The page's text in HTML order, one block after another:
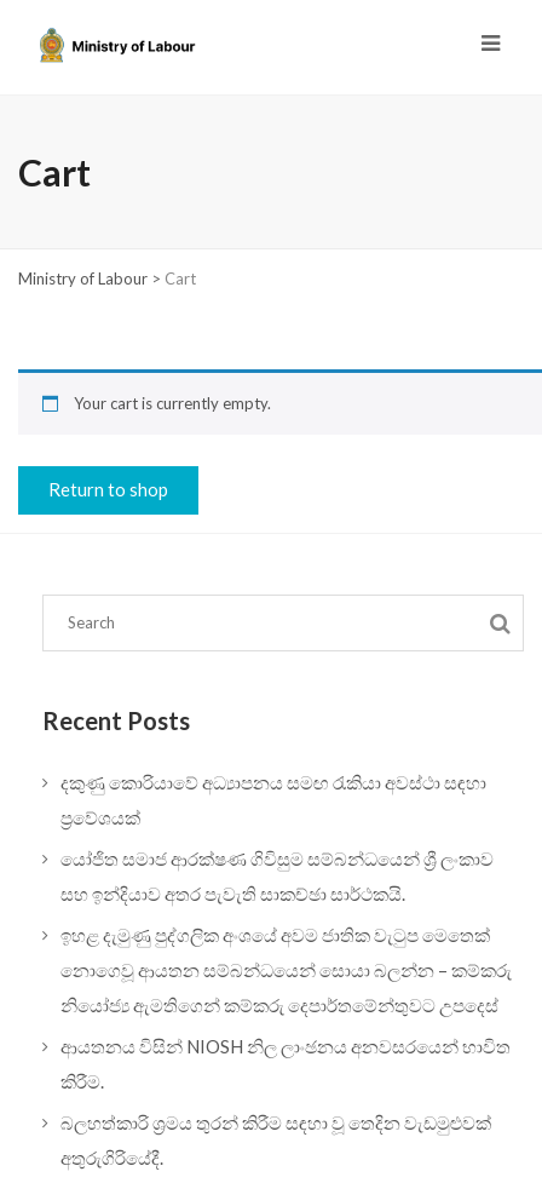
Cart
Ministry of Labour > Cart
Your cart is currently empty.
Return to shop
Recent Posts
දකුණු කොරියාවේ අධ්‍යාපනය සමඟ රැකියා අවස්ථා සඳහා
ප්‍රවේශයක්
යෝජිත සමාජ ආරක්ෂණ ගිවිසුම සම්බන්ධයෙන් ශ්‍රී ලංකාව
සහ ඉන්දියාව අතර පැවැති සාකච්ඡා සාර්ථකයි.
ඉහළ දැමුණු පුද්ගලික අංශයේ අවම ජාතික වැටුප මෙතෙක්
නොගෙවූ ආයතන සම්බන්ධයෙන් සොයා බලන්න – කම්කරු
නියෝජ්‍ය ඇමතිගෙන් කම්කරු දෙපාර්තමේන්තුවට උපදෙස්
ආයතනය විසින් NIOSH නිල ලාංඡනය අනවසරයෙන් භාවිත
කිරීම.
බලහත්කාරි ශ්‍රමය තුරන් කිරීම සඳහා වූ තෙදින වැඩමුළුවක්
අතුරුගිරියේදී.